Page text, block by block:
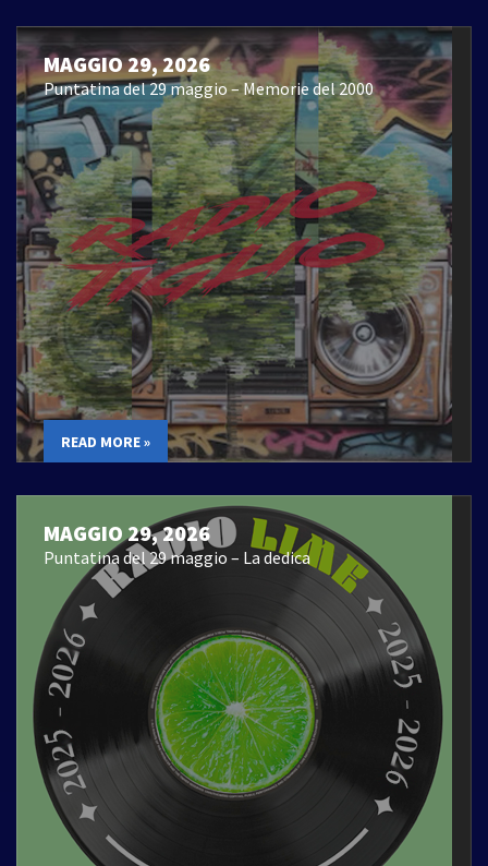
MAGGIO 29, 2026
Puntatina del 29 maggio – Memorie del 2000
READ MORE »
MAGGIO 29, 2026
Puntatina del 29 maggio – La dedica